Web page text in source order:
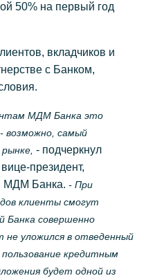
50% на первый год
вкладчиков и
с Банком,
МДМ Банка это
возможно, самый
- подчеркнул
президент,
МДМ Банка. - При
клиенты смогут
Банка совершенно
не уложился в отведенный
кредитным
будет одной из